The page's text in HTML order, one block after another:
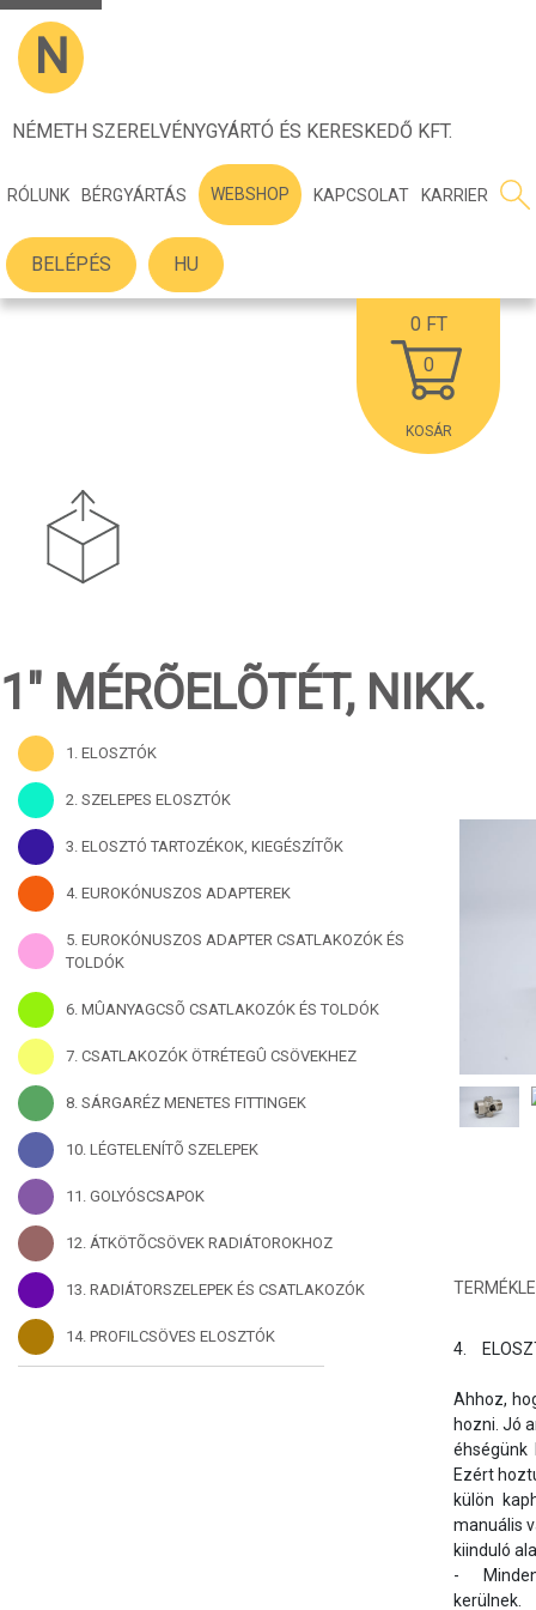
N
NÉMETH SZERELVÉNYGYÁRTÓ ÉS KERESKEDŐ KFT.
RÓLUNK BÉRGYÁRTÁS WEBSHOP KAPCSOLAT KARRIER
BELÉPÉS HU
0 FT
0
KOSÁR
1" MÉRÕELÕTÉT, NIKK.
1. ELOSZTÓK
2. SZELEPES ELOSZTÓK
3. ELOSZTÓ TARTOZÉKOK, KIEGÉSZÍTÕK
4. EUROKÓNUSZOS ADAPTEREK
5. EUROKÓNUSZOS ADAPTER CSATLAKOZÓK ÉS
TOLDÓK
6. MÛANYAGCSÕ CSATLAKOZÓK ÉS TOLDÓK
7. CSATLAKOZÓK ÖTRÉTEGÛ CSÖVEKHEZ
8. SÁRGARÉZ MENETES FITTINGEK
10. LÉGTELENÍTÕ SZELEPEK
11. GOLYÓSCSAPOK
12. ÁTKÖTÕCSÖVEK RADIÁTOROKHOZ
13. RADIÁTORSZELEPEK ÉS CSATLAKOZÓK
14. PROFILCSÖVES ELOSZTÓK
4.	ELOSZTÓ TARTOZÉKOK, KIEGÉSZÍTÕK:
Ahhoz,
hozni. Jó
Ezért
külön
manuális
kiinduló
-	Minden terméket 100%-os nyomáspróba ellenõrzésnek vetünk alá. Értékesítésre csak a minden szempontból tökéletes darabok
kerülnek.